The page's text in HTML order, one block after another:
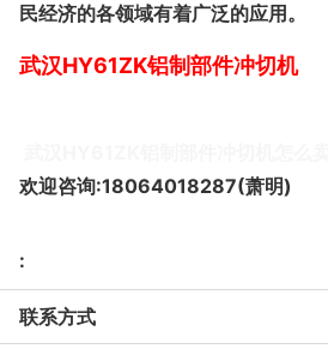
民经济的各领域有着广泛的应用。
武汉HY61ZK铝制部件冲切机
欢迎咨询:18064018287(萧明)
:
联系方式